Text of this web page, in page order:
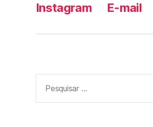
Instagram E-mail
por: